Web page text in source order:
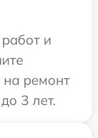
и
ремонт
3 лет.